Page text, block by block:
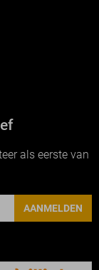
als eerste van
AANMELDEN